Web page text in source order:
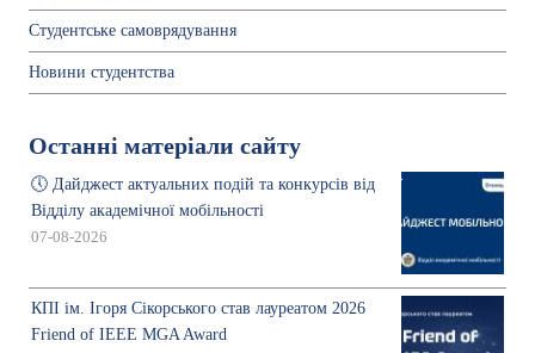
Студентське самоврядування
Новини студентства
Останні матеріали сайту
🕔 Дайджест актуальних подій та конкурсів від
Відділу академічної мобільності
07-08-2026
КПІ ім. Ігоря Сікорського став лауреатом 2026
Friend of IEEE MGA Award